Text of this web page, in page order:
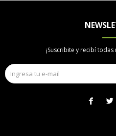
¡Suscribite y recibí
 